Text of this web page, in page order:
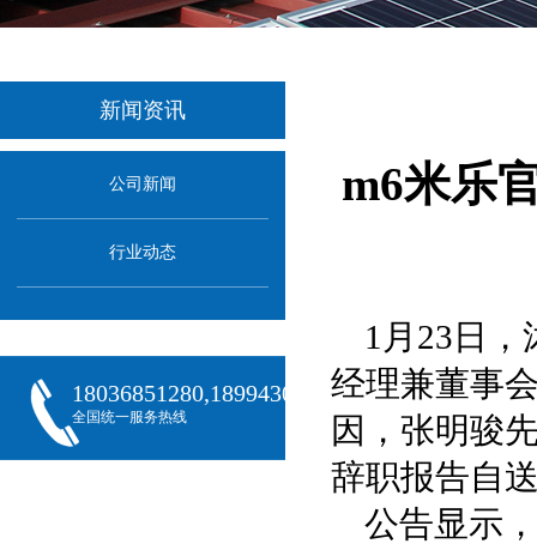
新闻资讯
公司新闻
行业动态
18036851280,18994301288,18068407382
全国统一服务热线
m6米乐
1月23日
经理兼董事
因，张明骏
辞职报告自
公告显示